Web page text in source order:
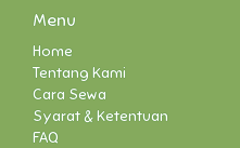
Menu
Home
Tentang Kami
Cara Sewa
Syarat & Ketentuan
FAQ